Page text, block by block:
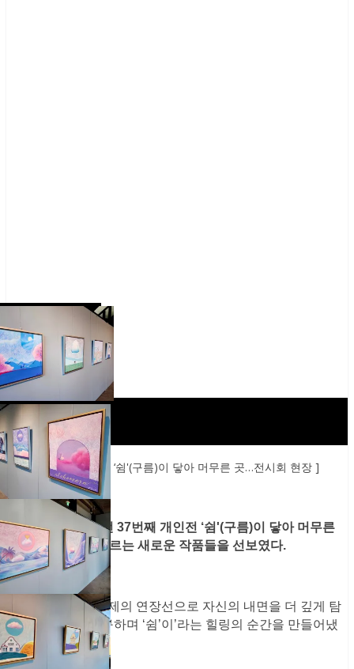
[ 김리원 작가의 ‘쉼'(구름)이 닿아 머무른 곳…전시회 현장 ]
김리원 작가는 이번 37번째 개인전 ‘쉼'(구름)이 닿아 머무른
곳, 에서 40점에 이르는 새로운 작품들을 선보였다.
쿼렌시아‘ 주제의 연장선으로 자신의 내면을 더 깊게 탐
구하고 표현을 연구하며 ‘쉼’이’라는 힐링의 순간을 만들어냈
다.